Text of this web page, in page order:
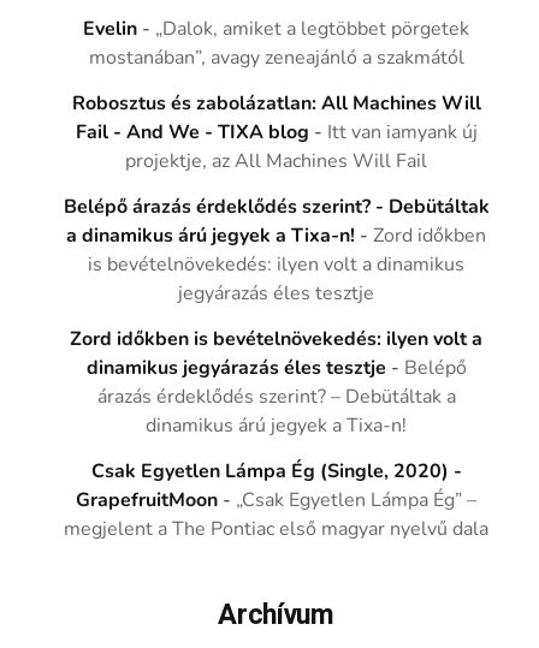
Evelin - „Dalok, amiket a legtöbbet pörgetek
mostanában”, avagy zeneajánló a szakmától
Robosztus és zabolázatlan: All Machines Will
Fail - And We - TIXA blog - Itt van iamyank új
projektje, az All Machines Will Fail
Belépő árazás érdeklődés szerint? - Debütáltak
a dinamikus árú jegyek a Tixa-n! -Zord időkben
is bevételnövekedés: ilyen volt a dinamikus
jegyárazás éles tesztje
Zord időkben is bevételnövekedés: ilyen volt a
dinamikus jegyárazás éles tesztje - Belépő
árazás érdeklődés szerint? – Debütáltak a
dinamikus árú jegyek a Tixa-n!
Csak Egyetlen Lámpa Ég (Single, 2020) -
GrapefruitMoon - „Csak Egyetlen Lámpa Ég” –
megjelent a The Pontiac első magyar nyelvű dala
Archívum